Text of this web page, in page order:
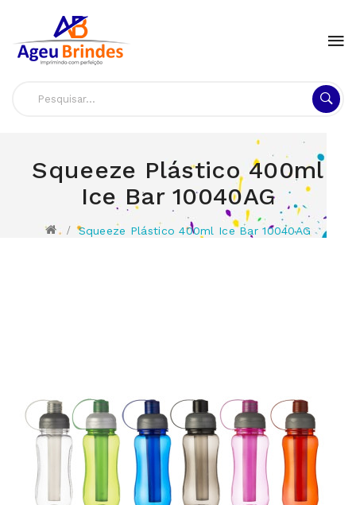
Squeeze Plástico 400ml
Ice Bar 10040AG
Squeeze Plástico 400ml Ice Bar 10040AG